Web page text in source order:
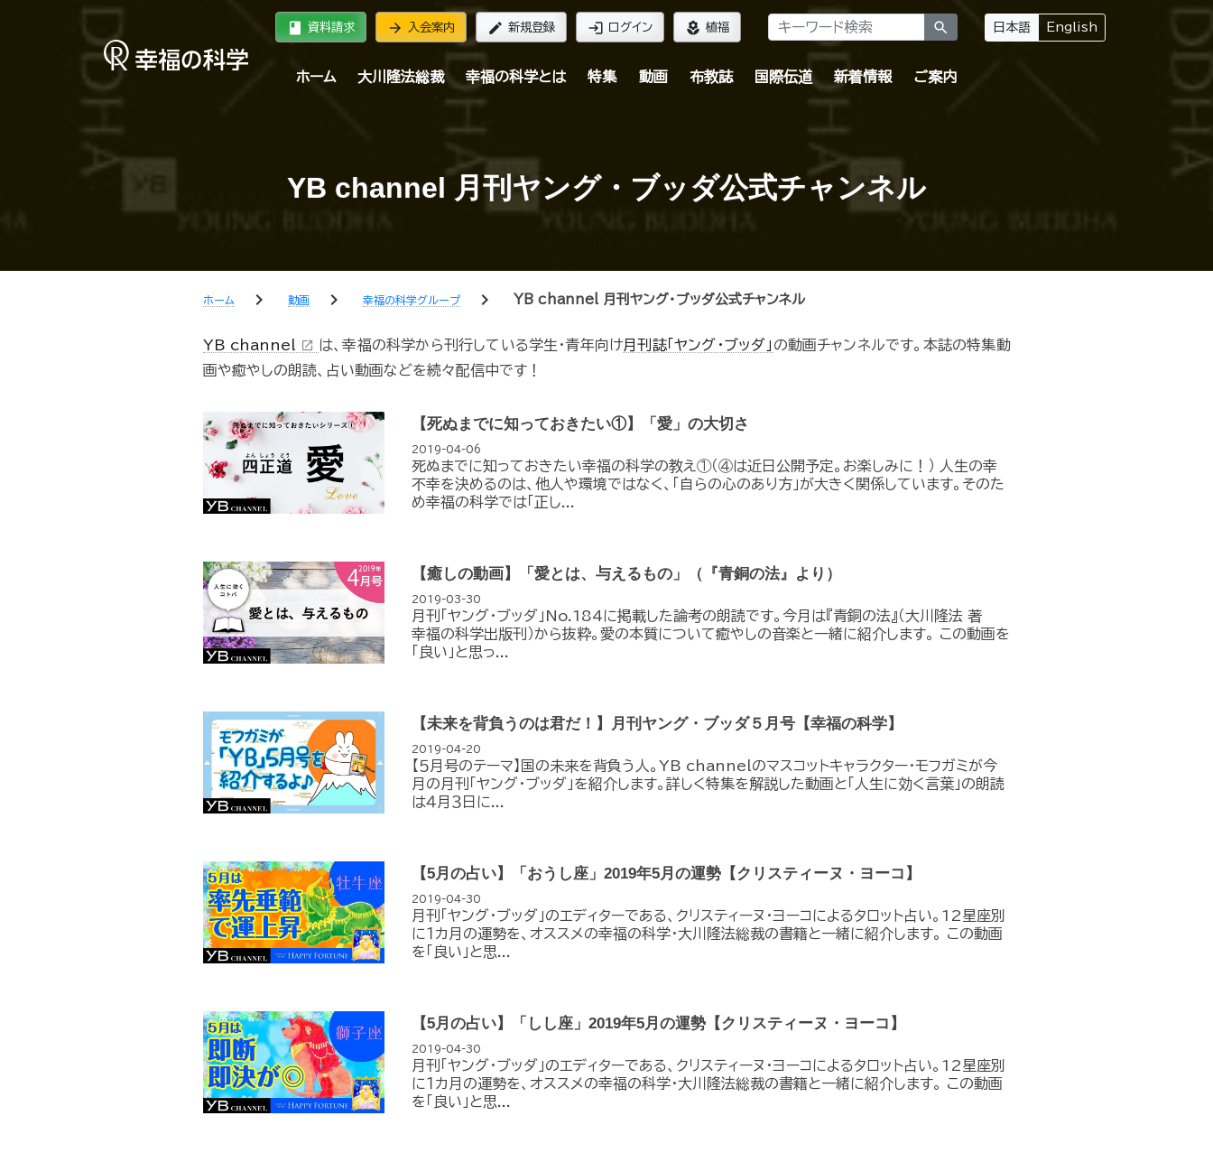
book 資料請求 arrow_forward 入会案内 edit 新規登録 login ログイン local_florist 植福 search 日本語 English
ホーム 大川隆法総裁 幸福の科学とは 特集 動画 布教誌 国際伝道 新着情報 ご案内
YB channel 月刊ヤング・ブッダ公式チャンネル
ホーム chevron_right 動画 chevron_right 幸福の科学グループ chevron_right YB channel 月刊ヤング・ブッダ公式チャンネル
YB channel open_in_new は、幸福の科学から刊行している学生・青年向け月刊誌「ヤング・ブッダ」 の動画チャンネルです。本誌の特集動
画や癒やしの朗読、占い動画などを続々配信中です！
【死ぬまでに知っておきたい①】「愛」の大切さ
2019-04-06
死ぬまでに知っておきたい幸福の科学の教え①（④は近日公開予定。お楽しみに！） 人生の幸
不幸を決めるのは、他人や環境ではなく、「自らの心のあり方」が大きく関係しています。そのた
め幸福の科学では「正し...
【癒しの動画】「愛とは、与えるもの」（『青銅の法』より）
2019-03-30
月刊「ヤング・ブッダ」No.184に掲載した論考の朗読です。今月は『青銅の法』（大川隆法 著
幸福の科学出版刊）から抜粋。愛の本質について癒やしの音楽と一緒に紹介します。 この動画を
「良い」と思っ...
【未来を背負うのは君だ！】月刊ヤング・ブッダ５月号【幸福の科学】
2019-04-20
【５月号のテーマ】国の未来を背負う人。YB channelのマスコットキャラクター・モフガミが今
月の月刊「ヤング・ブッダ」を紹介します。詳しく特集を解説した動画と「人生に効く言葉」の朗読
は４月３日に...
【5月の占い】「おうし座」2019年5月の運勢【クリスティーヌ・ヨーコ】
2019-04-30
月刊「ヤング・ブッダ」のエディターである、クリスティーヌ・ヨーコによるタロット占い。12星座別
に１カ月の運勢を、オススメの幸福の科学・大川隆法総裁の書籍と一緒に紹介します。 この動画
を「良い」と思...
【5月の占い】「しし座」2019年5月の運勢【クリスティーヌ・ヨーコ】
2019-04-30
月刊「ヤング・ブッダ」のエディターである、クリスティーヌ・ヨーコによるタロット占い。12星座別
に１カ月の運勢を、オススメの幸福の科学・大川隆法総裁の書籍と一緒に紹介します。 この動画
を「良い」と思...